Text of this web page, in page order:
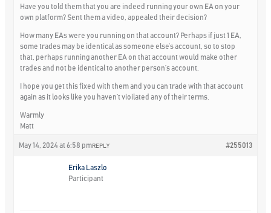
Have you told them that you are indeed running your own EA on your
own platform? Sent them a video, appealed their decision?
How many EAs were you running on that account? Perhaps if just 1 EA,
some trades may be identical as someone else’s account, so to stop
that, perhaps running another EA on that account would make other
trades and not be identical to another person’s account.
I hope you get this fixed with them and you can trade with that account
again as it looks like you haven’t vioilated any of their terms.
Warmly
Matt
May 14, 2024 at 6:58 pm #255013
REPLY
Erika Laszlo
Participant